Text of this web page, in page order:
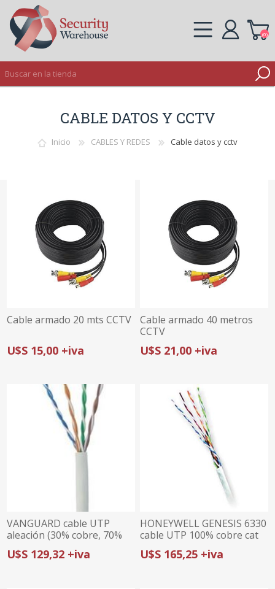
INICIAR SESIÓN
(0)
CABLE DATOS Y CCTV
Inicio CABLES Y REDES Cable datos y cctv
Cable armado 20 mts CCTV
U$S 15,00 +iva
Cable armado 40 metros
CCTV
U$S 21,00 +iva
VANGUARD cable UTP
aleación (30% cobre, 70%
aluminio) cat 6 AWG23,
interior, caja 305 metros,
U$S 129,32 +iva
HONEYWELL GENESIS 6330
cable UTP 100% cobre cat
5e AWG24, interior, caja
305 metros, listado UL
U$S 165,25 +iva